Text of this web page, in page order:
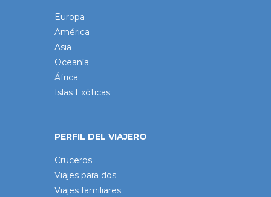
Europa
América
Asia
Oceanía
África
Islas Exóticas
PERFIL DEL VIAJERO
Cruceros
Viajes para dos
Viajes familiares